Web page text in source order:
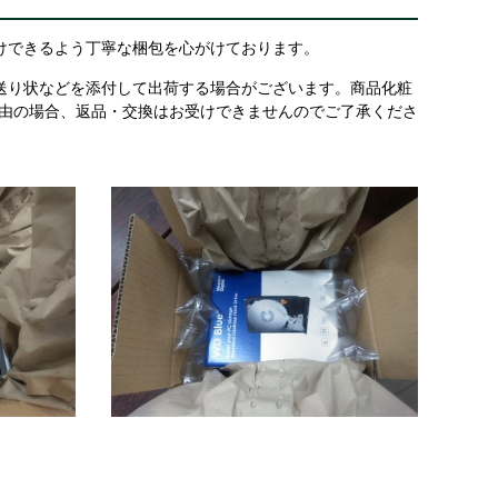
きるよう丁寧な梱包を心がけております。
状などを添付して出荷する場合がございます。商品化粧
場合、返品・交換はお受けできませんのでご了承くださ